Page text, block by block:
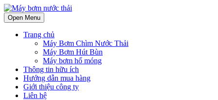
Open Menu
Trang chủ
Máy Bơm Chìm Nước Thải
Máy Bơm Hút Bùn
Máy bơm hố móng
Thông tin hữu ích
Hướng dẫn mua hàng
Giới thiệu công ty
Liên hệ